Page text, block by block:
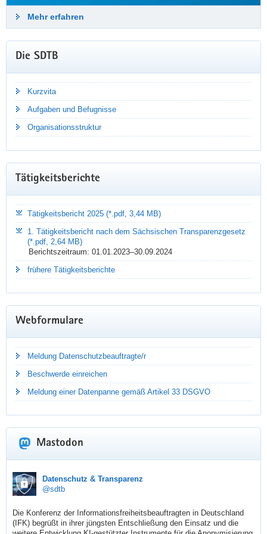
NEUIGKEITEN PER E-MAIL
Mit dem Newsletter der Sächsischen Datenschutz- und
Transparenzbeauftragten erhalten Sie quartalsweise aktuelle
Informationen, Tipps und Praxiswissen – kostenlos und direkt
in Ihr E-Mail-Postfach.
Mehr erfahren
TÄTIGKEITSBERICHT DATENSCHUTZ
2025
Dr. Juliane Hundert hat ihren neuen Jahresbericht
Mehr erfahren
Die SDTB
Kurzvita
Aufgaben und Befugnisse
Organisationsstruktur
Tätigkeitsberichte
Tätigkeitsbericht 2025 (*.pdf, 3,44 MB)
1. Tätigkeitsbericht nach dem Sächsischen Transparenzgesetz
(*.pdf, 2,64 MB)
Berichtszeitraum: 01.01.2023–30.09.2024
frühere Tätigkeitsberichte
Webformulare
Meldung Datenschutzbeauftragte/r
Beschwerde einreichen
Meldung einer Datenpanne gemäß Artikel 33 DSGVO
Mastodon
sdtb
Datenschutz & Transparenz
@sdtb
Die Konferenz der Informationsfreiheitsbeauftragten in Deutschland
(IFK) begrüßt in ihrer jüngsten Entschließung den Einsatz und die